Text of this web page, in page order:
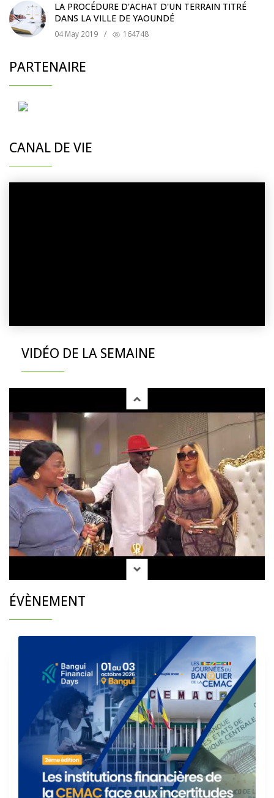
LA PROCÉDURE D'ACHAT D'UN TERRAIN TITRÉ
DANS LA VILLE DE YAOUNDÉ
04 May 2019 / 164748
PARTENAIRE
CANAL DE VIE
VIDÉO DE LA SEMAINE
ÉVÈNEMENT